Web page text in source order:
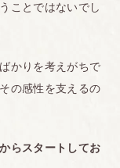
ことではないでし
かりを考えがちで
の感性を支えるの
らスタートしてお